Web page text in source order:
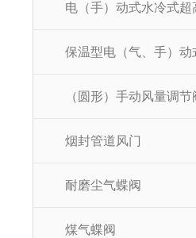
（圆形）手动风量调节
烟封管道风门
耐磨尘气蝶阀
煤气蝶阀